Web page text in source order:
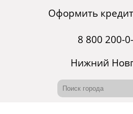
Оформить
8 800 200-
Нижний